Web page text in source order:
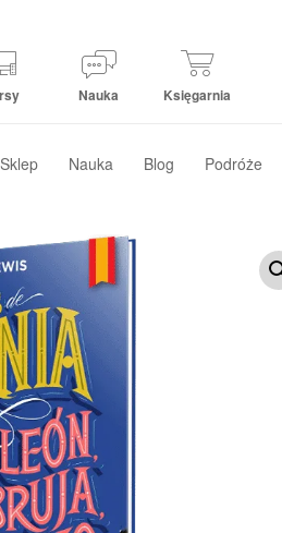
Nauka Księgarnia
Sklep Nauka Blog Podróże